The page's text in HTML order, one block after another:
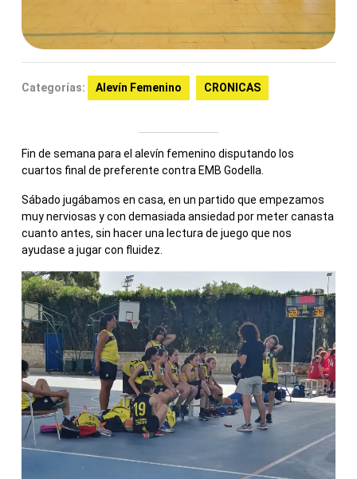
Categorías: Alevín Femenino CRONICAS
Fin de semana para el alevín femenino disputando los
cuartos final de preferente contra EMB Godella.
Sábado jugábamos en casa, en un partido que empezamos
muy nerviosas y con demasiada ansiedad por meter canasta
cuanto antes, sin hacer una lectura de juego que nos
ayudase a jugar con fluidez.